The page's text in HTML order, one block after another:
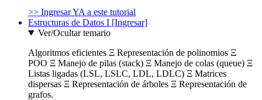
>> Ingresar YA a este tutorial
Estructuras de Datos I [Ingresar]
Ver/Ocultar temario
Algoritmos eficientes Ξ Representación de polinomios Ξ
POO Ξ Manejo de pilas (stack) Ξ Manejo de colas (queue) Ξ
Listas ligadas (LSL, LSLC, LDL, LDLC) Ξ Matrices
dispersas Ξ Representación de árboles Ξ Representación de
grafos.